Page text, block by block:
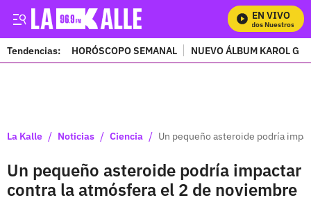
EN VIVO
Mira Todos Nuestros
Tendencias: HORÓSCOPO SEMANAL NUEVO ÁLBUM KAROL G
La Kalle / Noticias / Ciencia / Un pequeño asteroide podría
Un pequeño asteroide podría impactar
contra la atmósfera el 2 de noviembre